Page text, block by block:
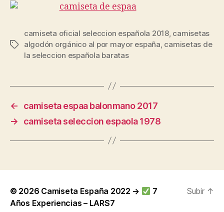
Etiquetas
camiseta oficial seleccion española 2018, camisetas
algodón orgánico al por mayor españa, camisetas de
la seleccion española baratas
←
camiseta espaa balonmano 2017
→
camiseta seleccion espaola 1978
© 2026 Camiseta España 2022 →
7
Años Experiencias – LARS7
Subir ↑